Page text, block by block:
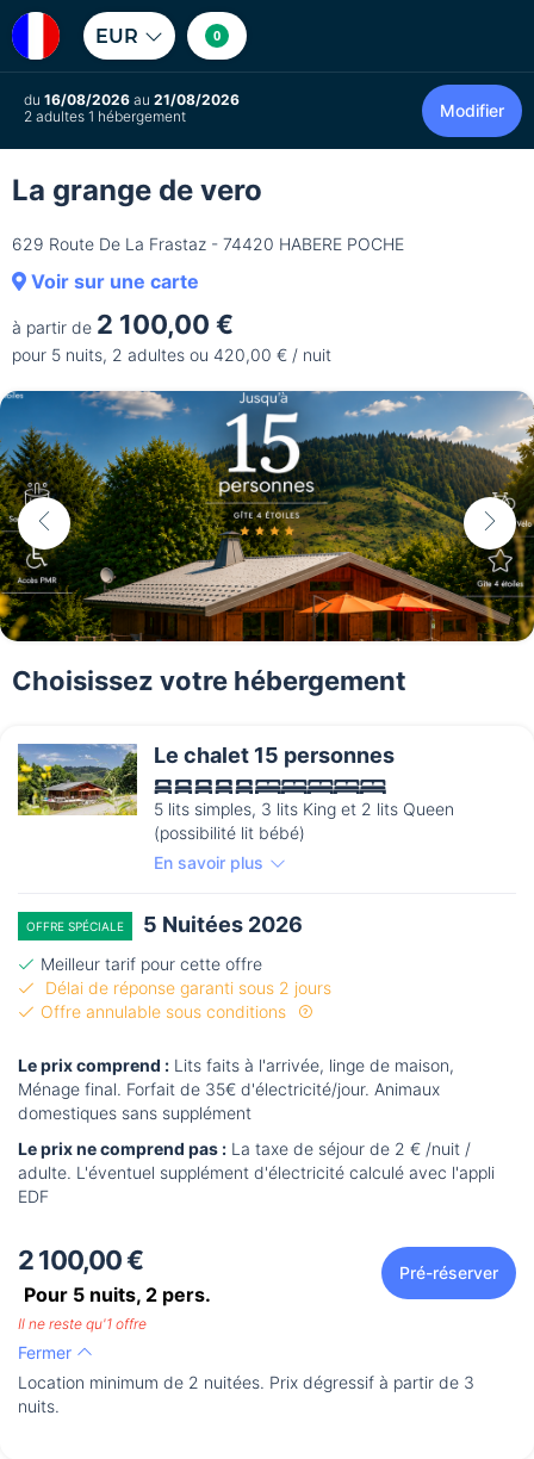
EUR 0
du 16/08/2026 au 21/08/2026
2 adultes 1 hébergement
Modifier
La grange de vero
629 Route De La Frastaz - 74420 HABERE POCHE
Voir sur une carte
à partir de 2 100,00 €
pour 5 nuits, 2 adultes ou 420,00 € / nuit
Choisissez votre hébergement
Le chalet 15 personnes
5 lits simples, 3 lits King et 2 lits Queen
(possibilité lit bébé)
En savoir plus
OFFRE SPÉCIALE 5 Nuitées 2026
Meilleur tarif pour cette offre
Délai de réponse garanti sous 2 jours
Offre annulable sous conditions
Le prix comprend : Lits faits à l'arrivée, linge de maison,
Ménage final. Forfait de 35€ d'électricité/jour. Animaux
domestiques sans supplément
Le prix ne comprend pas :
adulte. L'éventuel supplément d'électricité calculé avec l'appli
EDF
2 100,00 €
Pour 5 nuits, 2 pers.
Pré-réserver
Il ne reste qu'1 offre
Fermer
Location minimum de 2 nuitées. Prix dégressif à partir de 3
nuits.